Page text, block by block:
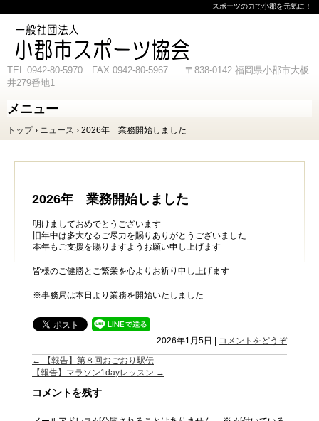
スポーツの力で小郡を元気に！
TEL.0942-80-5970 FAX.0942-80-5967 〒838-0142 福岡県小郡市大板
井279番地1
メニュー
ントップ › ニュース › 2026年 業務開始しました
2026年 業務開始しました
明けましておめでとうございます
旧年中は多大なるご尽力を賜りありがとうございました
本年もご支援を賜りますようお願い申し上げます
皆様のご健勝とご繁栄を心よりお祈り申し上げます
※事務局は本日より業務を開始いたしました
2026年1月5日 | コメントをどうぞ
←
【報告】第８回おごおり駅伝
【報告】マラソン1dayレッスン →
コメントを残す